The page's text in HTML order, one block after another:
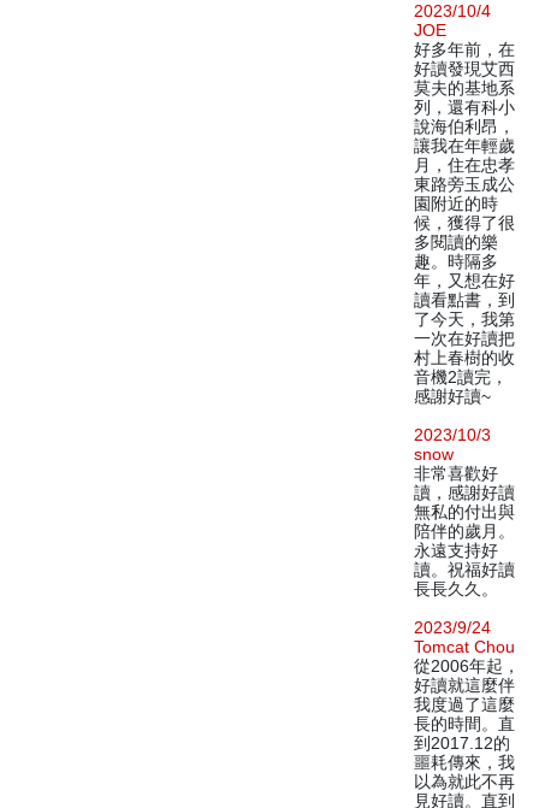
2023/10/4
JOE
好多年前，在
好讀發現艾西
莫夫的基地系
列，還有科小
說海伯利昂，
讓我在年輕歲
月，住在忠孝
東路旁玉成公
園附近的時
候，獲得了很
多閱讀的樂
趣。時隔多
年，又想在好
讀看點書，到
了今天，我第
一次在好讀把
村上春樹的收
音機2讀完，
感謝好讀~
2023/10/3
snow
非常喜歡好
讀，感謝好讀
無私的付出與
陪伴的歲月。
永遠支持好
讀。祝福好讀
長長久久。
2023/9/24
Tomcat Chou
從2006年起，
好讀就這麼伴
我度過了這麼
長的時間。直
到2017.12的
噩耗傳來，我
以為就此不再
見好讀。直到